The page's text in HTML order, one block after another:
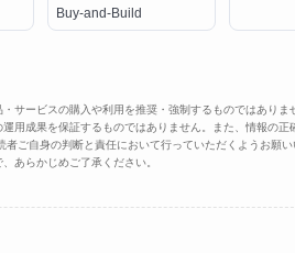
Buy-and-Build
サービスの購入や利用を推奨・強制するものではありま
用成果を保証するものではありません。また、情報の正
ご自身の判断と責任において行っていただくようお願
あらかじめご了承ください。